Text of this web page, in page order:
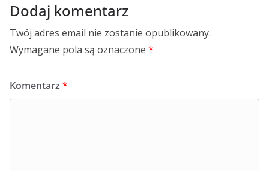
Dodaj komentarz
Twój adres email nie zostanie opublikowany.
Wymagane pola są oznaczone *
Komentarz *